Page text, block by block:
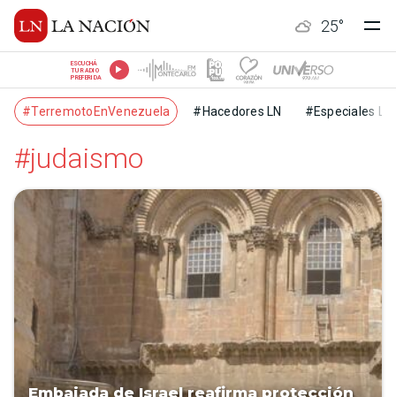
25°
ESCUCHÁ
TU RADIO
PREFERIDA
#TerremotoEnVenezuela #Hacedores LN #Especiales LN
#judaismo
Embajada de Israel reafirma protección